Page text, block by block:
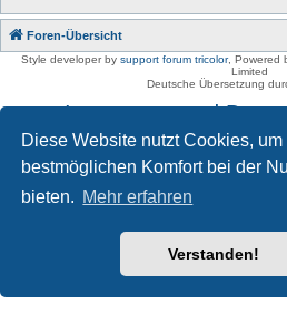
Diese Website nutzt Cookies, um
bestmöglichen Komfort bei der
bieten. Mehr erfahren
Verstanden!
Foren-Übersicht
Style developer by support forum tricolor, Powered
Limited
Deutsche Übersetzung
Impressum und